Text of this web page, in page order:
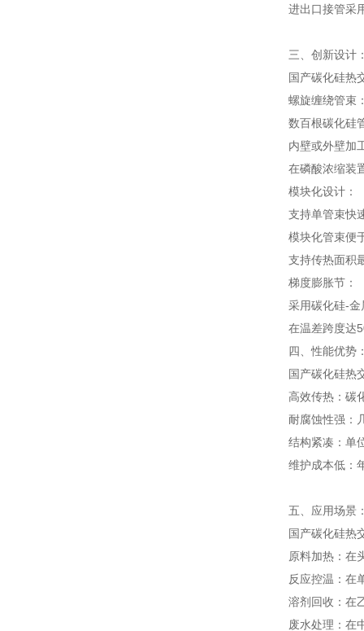
进出口接管采
三、创新设计
国产碳化硅热
螺旋缠绕管束
数百根碳化硅
内壁或外壁加
在磷酸浓缩装
模块化设计：
支持单管束快
模块化管束便
支持传热面积
梯度膨胀节：
采用碳化硅-
在温差跨度达
四、性能优势
国产碳化硅热
高效传热：碳
耐腐蚀性强：
结构紧凑：单
维护成本低：
五、应用场景
国产碳化硅热
原料加热：在
反应控温：在
溶剂回收：在
废水处理：在